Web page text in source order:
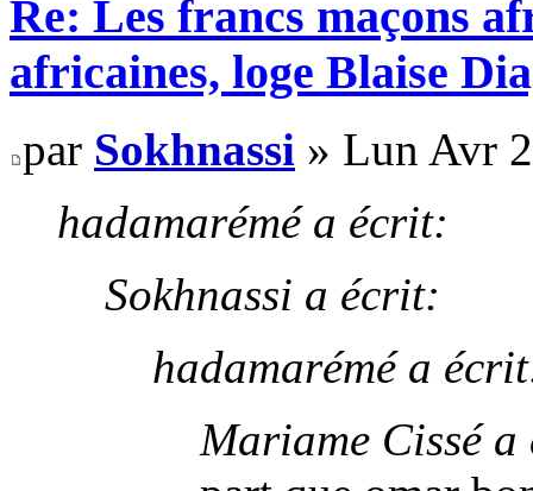
Re: Les francs maçons
africaines, loge Blaise
par Sokhnassi » Lun Avr
hadamarémé a écrit:
Sokhnassi a écrit:
hadamarémé a
Mariame Cissé